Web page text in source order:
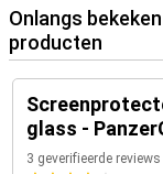
Onlangs bekeken
producten
glass -
3 geverifieerde reviews